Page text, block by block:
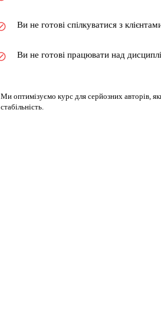
Ви не готові спілкуватися з
Ви не готові працювати над
Ми оптимізуємо курс для серйозних авторів,
стабільність.